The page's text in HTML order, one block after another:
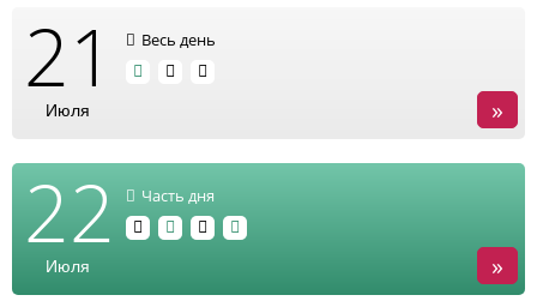
21
Июля
Весь день
»
22
Июля
Часть дня
»